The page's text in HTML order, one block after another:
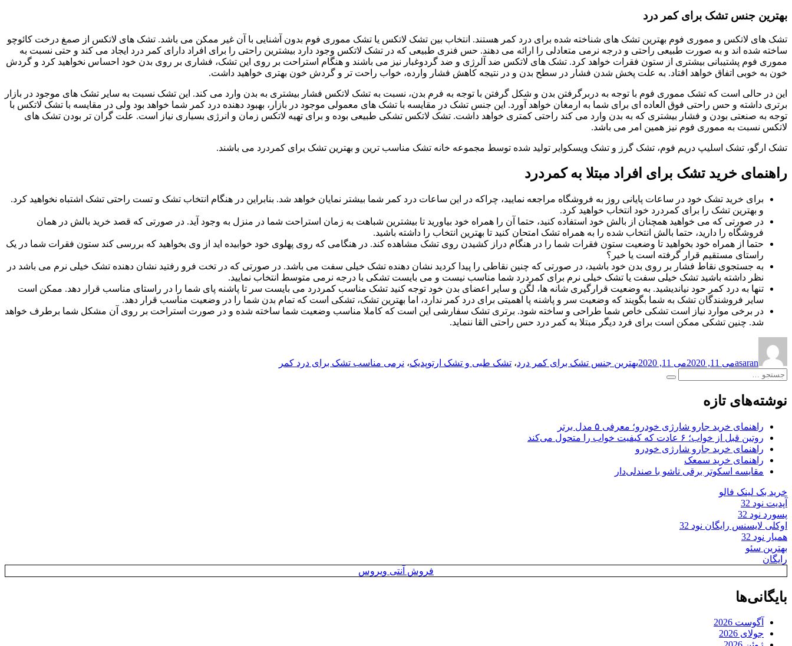
بهترین جنس تشک برای کمر درد
تشک های لاتکس و مموری فوم بهترین تشک های شناخته شده برای درد کمر هستند. انتخاب بین تشک لاتکس یا تشک مموری فوم بدون آشنایی با آن غیر ممکن می باشد. تشک های لاتکس از صمغ درخت کائوچو
ساخته شده اند و به صورت طبیعی راحتی و درجه نرمی متعادلی را ارائه می دهند. حس فنری طبیعی که در تشک لاتکس وجود دارد بیشترین راحتی را برای افراد دارای کمر درد ایجاد می کند و حتی نسبت به
مموری فوم پشتیبانی بیشتری از ستون فقرات خواهد کرد. تشک های لاتکس ضد آلرژی و ضد گردوغبار نیز می باشند و هنگام استراحت بر روی این تشک، فشاری بر روی بدن خود احساس نخواهید کرد و گردش
خون به خوبی اتفاق خواهد افتاد. به علت پخش شدن فشار در سطح بدن و در نتیجه کاهش فشار وارده، خواب راحت تر و گردش خون بهتری خواهید داشت.
این در حالی است که تشک مموری فوم با توجه به دربرگرفتن بدن و شکل گرفتن با توجه به فرم بدن، نسبت به تشک لاتکس فشار بیشتری به بدن وارد می کند. این تشک نسبت به سایر تشک های موجود در بازار
برتری داشته و حس راحتی فوق العاده ای برای شما به ارمغان خواهد آورد. این جنس تشک در مقایسه با تشک های معمولی موجود در بازار، بهبود دهنده درد کمر شما خواهد بود ولی در مقایسه با تشک لاتکس با
توجه به صنعتی بودن و فشار بیشتری که به بدن وارد می کند راحتی کمتری خواهد داشت. تشک لاتکس تشکی طبیعی بوده و برای تهیه لاتکس زمان و انرژی بسیاری نیاز است. علت گران تر بودن تشک های
لاتکس نسبت به مموری فوم نیز همین امر می باشد.
تشک ارگو، تشک اسلیپ دریم فوم، تشک گرز و تشک ویسکوایر تولید شده توسط مجموعه خانه تشک مناسب ترین و بهترین تشک برای کمردرد می باشند.
راهنمای خرید تشک برای افراد مبتلا به کمردرد
برای خرید تشک خود در ساعات پایانی روز به فروشگاه مراجعه نمایید، چراکه در این ساعات درد کمر شما بیشتر نمایان خواهد شد. بنابراین در هنگام انتخاب تشک و تست راحتی تشک اشتباه نخواهید کرد.
و بهترین تشک را برای کمردرد خود انتخاب خواهید کرد.
در صورتی که می خواهید همچنان از بالش خود استفاده کنید، حتما آن را همراه خود بیاورید تا بیشترین شباهت به زمان استراحت شما در منزل به وجود آید. در صورتی که قصد خرید بالش در همان
فروشگاه را دارید، حتما بالش انتخاب شده را به همراه تشک امتحان کنید تا بهترین انتخاب را داشته باشید.
حتما از همراه خود بخواهید تا وضعیت ستون فقرات شما را در هنگام دراز کشیدن روی تشک مشاهده کند. در هنگامی که روی پهلوی خود خوابیده اید از وی بخواهید که بررسی کند ستون فقرات شما در یک
راستای مستقیم قرار گرفته است یا خیر؟
به جستجوی نقاط فشار بر روی بدن خود باشید، در صورتی که چنین نقاطی را پیدا کردید نشان دهنده تشک خیلی سفت می باشد. در صورتی که در تخت فرو رفتید نشان دهنده تشک خیلی نرم می باشد در
نظر داشته باشید تشک خیلی سفت یا تشک خیلی نرم برای کمردرد شما مناسب نیست و می بایست تشکی با درجه نرمی متوسط انتخاب نمایید.
تنها به درد کمر حود نیاندیشید. به وضعیت قرارگیری شانه ها، لگن و سایر اعضای بدن خود توجه کنید تشک مناسب کمردرد می بایست سر تا پاشنه پای شما را در راستای مناسب قرار دهد. ممکن است
سایر فروشندگان تشک به شما بگویند که وضعیت سر و پاشنه پا اهمیتی برای درد کمر ندارد، اما بهترین تشک، تشکی است که تمام بدن شما را در وضعیت مناسب قرار دهد.
در برخی موارد نیاز است تشکی خاص شما طراحی و ساخته شود. برتری تشک سفارشی این است که کاملا مناسب وضعیت شما ساخته شده و در صورت استراحت بر روی آن مشکل شما برطرف خواهد
شد. چنین تشکی ممکن است برای فرد دیگر مبتلا به کمر درد حس راحتی القا ننماید.
asaranدر
می 11, 2020 می 11, 2020 بهترین جنس تشک برای کمر درد، تشک طبی و تشک ارتوپدیک، نرمی مناسب تشک برای درد کمر
جستجو
جستجو
نوشته‌های تازه
راهنمای خرید جارو شارژی خودرو؛ معرفی ۵ مدل برتر
روتین قبل از خواب؛ ۶ عادت که کیفیت خواب را متحول می‌کند
راهنمای خرید جارو شارژی خودرو
راهنمای خرید سمعک
مقایسه اسکوتر برقی تاشو با صندلی‌دار
خرید بک لینک فالو
آپدیت نود 32
پسورد نود 32
اوکلی لایسنس رایگان نود 32
همیار نود 32
بهترین سئو
رایگان
فروش آنتی ویروس
بایگانی‌ها
آگوست 2026
جولای 2026